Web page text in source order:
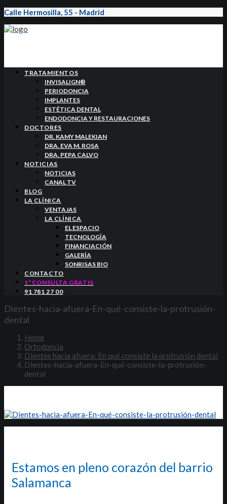
Calle Hermosilla, 55 - Madrid
TRATAMIENTOS
INVISALIGN®
PERIODONCIA
IMPLANTES
ESTÉTICA DENTAL
ENDODONCIA Y RESTAURACIONES
DOCTORES
DR. KAMY MALEKIAN
DRA. EVA M. ROSA
DRA. PEPA CALVO
NOTICIAS
NOTICIAS
CANAL TV
BLOG
LA CLÍNICA
VENTAJAS
LA CLÍNICA
EL ESPACIO
TECNOLOGÍA
FINANCIACIÓN
GALERÍA
SONRISAS BIO
CONTACTO
1ª CONSULTA GRATIS
91 781 27 00
Dientes-hacia-afuera-En-qué-consiste-la-protrusión-
dental
Home
Ortodoncia
Dientes hacia afuera: En qué consiste la protrusión dental
Dientes-hacia-afuera-En-qué-consiste-la-protrusión-
dental
Estamos en pleno corazón del barrio
Salamanca